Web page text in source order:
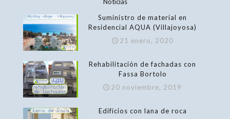
Suministro de material en
Residencial AQUA (Villajoyosa)
21 enero, 2020
Rehabilitación de fachadas con
Fassa Bortolo
20 noviembre, 2019
Edificios con lana de roca